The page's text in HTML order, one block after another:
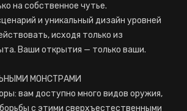
на собственное чутье.
и уникальный дизайн уровней
исходя только из
Ваши открытия — только ваши.
МОНСТРАМИ
вам доступно много видов оружия,
с этими сверхъестественными